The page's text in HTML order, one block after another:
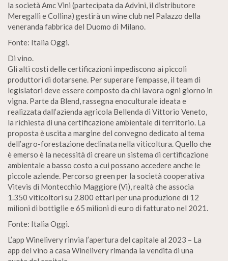
la società Amc Vini (partecipata da Advini, il distributore
Meregalli e Collina) gestirà un wine club nel Palazzo della
veneranda fabbrica del Duomo di Milano.
Fonte: Italia Oggi.
Di vino.
Gli alti costi delle certificazioni impediscono ai piccoli
produttori di dotarsene. Per superare l’empasse, il team di
legislatori deve essere composto da chi lavora ogni giorno in
vigna. Parte da Blend, rassegna enoculturale ideata e
realizzata dall’azienda agricola Bellenda di Vittorio Veneto,
la richiesta di una certificazione ambientale di territorio. La
proposta è uscita a margine del convegno dedicato al tema
dell’agro-forestazione declinata nella viticoltura. Quello che
è emerso è la necessità di creare un sistema di certificazione
ambientale a basso costo a cui possano accedere anche le
piccole aziende. Percorso green per la società cooperativa
Vitevis di Montecchio Maggiore (Vi), realtà che associa
1.350 viticoltori su 2.800 ettari per una produzione di 12
milioni di bottiglie e 65 milioni di euro di fatturato nel 2021.
Fonte: Italia Oggi.
L’app Winelivery rinvia l’apertura del capitale al 2023 – La
app del vino a casa Winelivery rimanda la vendita di una